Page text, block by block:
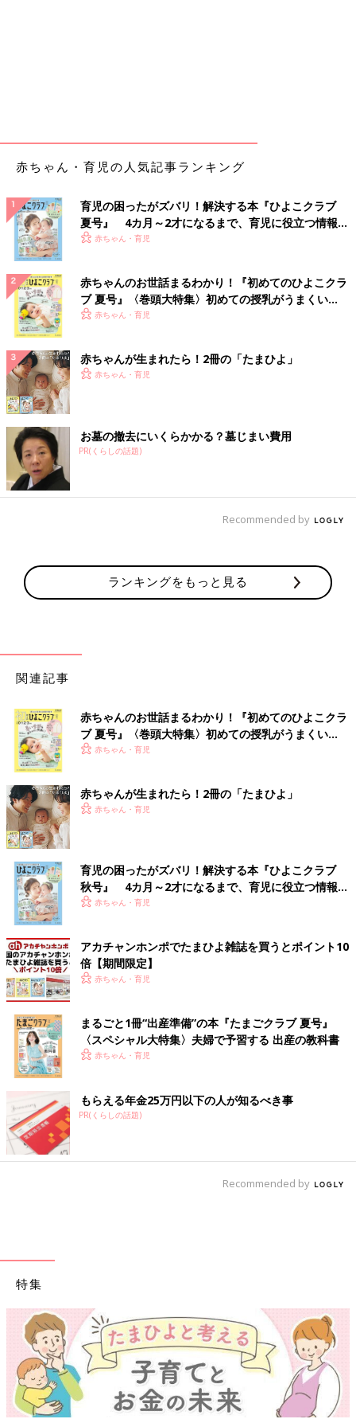
赤ちゃん・育児の人気記事ランキング
育児の困ったがズバリ！解決する本『ひよこクラブ
夏号』 4カ月～2才になるまで、育児に役立つ情報が
いっぱい！
赤ちゃん・育児
赤ちゃんのお世話まるわかり！『初めてのひよこクラ
ブ 夏号』〈巻頭大特集〉初めての授乳がうまくい
く！ おっぱい・ミルクの基本と夏のトラブル 解決テ
赤ちゃん・育児
赤ちゃんが生まれたら！2冊の「たまひよ」
赤ちゃん・育児
お墓の撤去にいくらかかる？墓じまい費用
PR(くらしの話題)
Recommended by
ランキングをもっと見る
関連記事
赤ちゃんのお世話まるわかり！『初めてのひよこクラ
ブ 夏号』〈巻頭大特集〉初めての授乳がうまくい
く！ おっぱい・ミルクの基本と夏のトラブル 解決テ
赤ちゃん・育児
赤ちゃんが生まれたら！2冊の「たまひよ」
赤ちゃん・育児
育児の困ったがズバリ！解決する本『ひよこクラブ
秋号』 4カ月～2才になるまで、育児に役立つ情報が
いっぱい！
赤ちゃん・育児
アカチャンホンポでたまひよ雑誌を買うとポイント10
倍【期間限定】
赤ちゃん・育児
まるごと1冊“出産準備”の本『たまごクラブ 夏号』
〈スペシャル大特集〉夫婦で予習する 出産の教科書
赤ちゃん・育児
もらえる年金25万円以下の人が知るべき事
PR(くらしの話題)
Recommended by
特集
【ワクチン接種できるものも】妊婦の感染症対策、知っておいて！